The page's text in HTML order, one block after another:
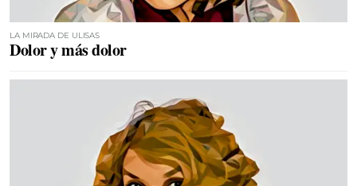
LA MIRADA DE ULISAS
Dolor y más dolor